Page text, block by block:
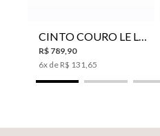
R$ 789 90
6x de R$ 131 65